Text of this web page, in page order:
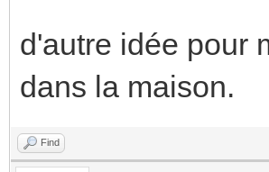
d'autre idée pour
dans la maison.
Find